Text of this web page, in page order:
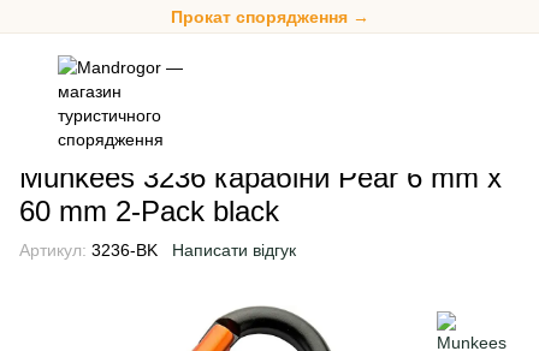
Прокат спорядження →
Аксесуари Карабіни
Munkees 3236 карабіни Pear 6 mm x
60 mm 2-Pack black
Артикул: 3236-BK Написати відгук